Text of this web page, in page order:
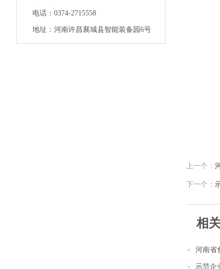
电话：0374-2715558
地址：河南许昌襄城县智能装备园6号
上一个：
下一个：
相
河南省
示范企